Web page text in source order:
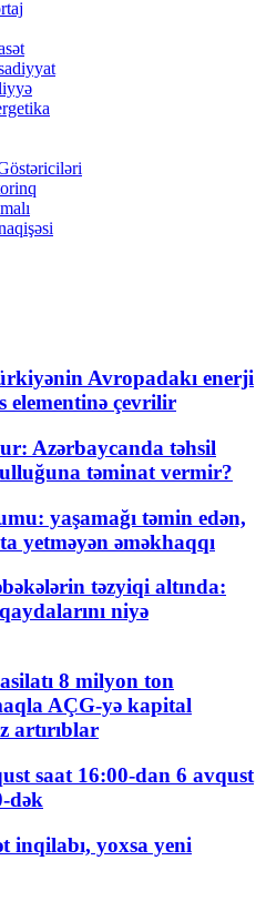
Avropadakı enerji
elementinə çevrilir
Azərbaycanda təhsil
təminat vermir?
yaşamağı təmin edən,
yetməyən əməkhaqqı
təzyiqi altında:
niyə
8 milyon ton
AÇG-yə kapital
artırıblar
saat 16:00-dan 6 avqust
dək
inqilabı, yoxsa yeni